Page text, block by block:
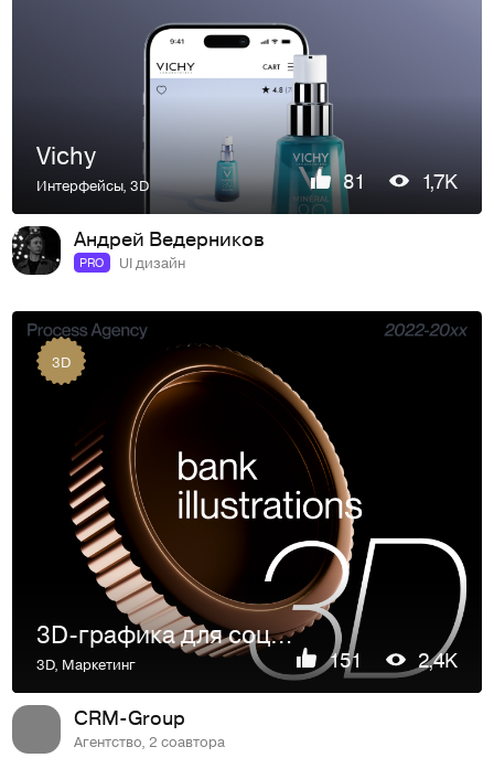
Vichy
Интерфейсы,3D 81 1,7K
Андрей Ведерников
PRO UI дизайн
3D
3D-графика для социальных сетей банка
3D, Маркетинг 151 2,4K
CRM-Group
Агентство, 2 соавтора